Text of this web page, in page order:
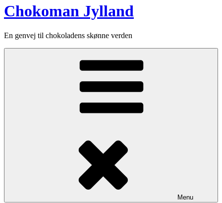
Chokoman Jylland
En genvej til chokoladens skønne verden
Menu